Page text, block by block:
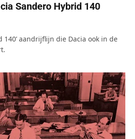
Sandero Hybrid 140
140’ aandrijflijn die Dacia ook in de